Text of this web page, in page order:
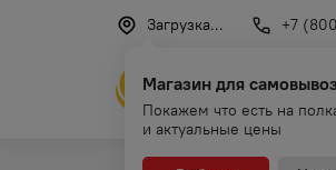
Загрузка... +7
Магазин для
Покажем что есть на
и актуальные цены